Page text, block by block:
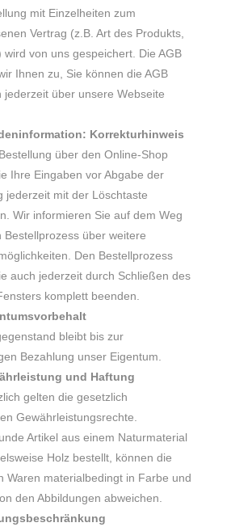
mit Einzelheiten zum
Vertrag (z.B. Art des Produkts,
wird von uns gespeichert. Die AGB
Ihnen zu, Sie können die AGB
jederzeit über unsere Webseite
Korrekturhinweis
über den Online-Shop
Ihre Eingaben vor Abgabe der
jederzeit mit der Löschtaste
Wir informieren Sie auf dem Weg
Bestellprozess über weitere
Den Bestellprozess
auch jederzeit durch Schließen des
komplett beenden.
bleibt bis zur
Bezahlung unser Eigentum.
und Haftung
gelten die gesetzlich
Gewährleistungsrechte.
Artikel aus einem Naturmaterial
Holz bestellt, können die
Waren materialbedingt in Farbe und
den Abbildungen abweichen.